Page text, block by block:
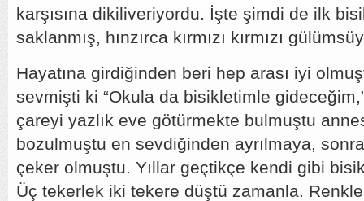
karşısına dikiliveriyordu. İşte şimdi de ilk
saklanmış, hınzırca kırmızı kırmızı
Hayatına girdiğinden beri hep arası iyi
sevmişti ki “Okula da bisikletimle
çareyi yazlık eve götürmekte bulmuştu
bozulmuştu en sevdiğinden ayrılmaya,
çeker olmuştu. Yıllar geçtikçe kendi gibi
Üç tekerlek iki tekere düştü zamanla.